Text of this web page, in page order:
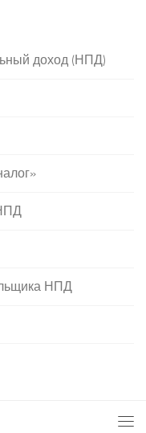
доход (НПД)
НПД